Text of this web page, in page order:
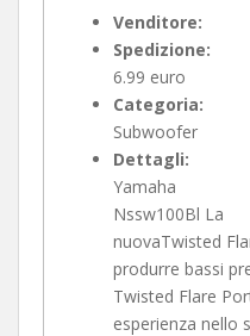
Venditore:
Spedizione:
6.99 euro
Categoria:
Subwoofer
Dettagli:
Yamaha
Nssw100Bl La
nuovaTwisted
produrre bassi
Twisted Flare
esperienza nello